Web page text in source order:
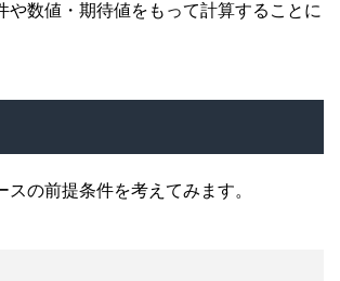
や数値・期待値をもって計算することに
スの前提条件を考えてみます。